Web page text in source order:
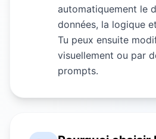
automatiquement le
données, la logique
Tu peux ensuite
visuellement ou par
prompts.